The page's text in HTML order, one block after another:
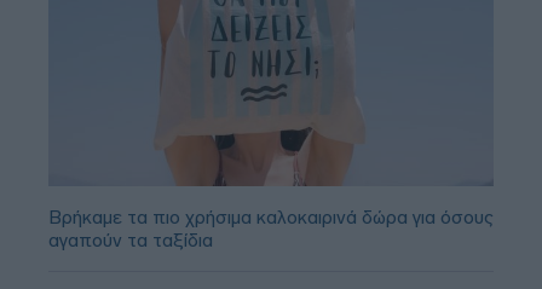
Βρήκαμε τα πιο χρήσιμα καλοκαιρινά δώρα για όσους
αγαπούν τα ταξίδια